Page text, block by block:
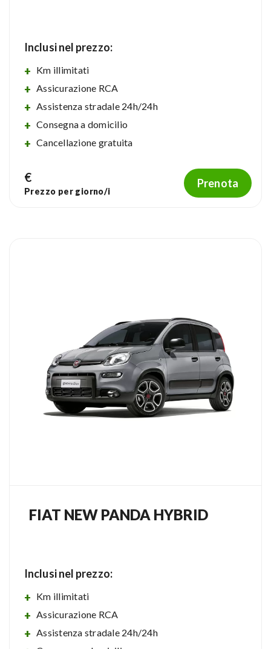
Inclusi nel prezzo:
Km illimitati
Assicurazione RCA
Assistenza stradale 24h/24h
Consegna a domicilio
Cancellazione gratuita
€
Prezzo per giorno/i
Prenota
FIAT NEW PANDA HYBRID
Inclusi nel prezzo:
Km illimitati
Assicurazione RCA
Assistenza stradale 24h/24h